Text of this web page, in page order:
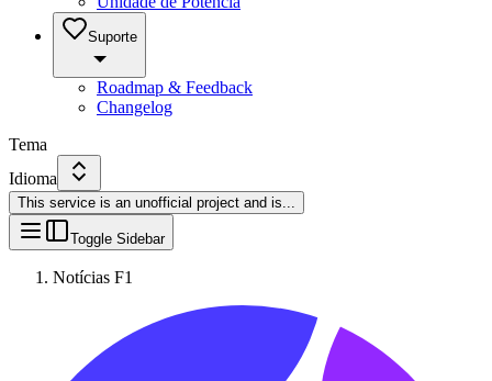
Suporte
Roadmap & Feedback
Changelog
Tema
Idioma
This service is an unofficial project and is...
Toggle Sidebar
Notícias F1